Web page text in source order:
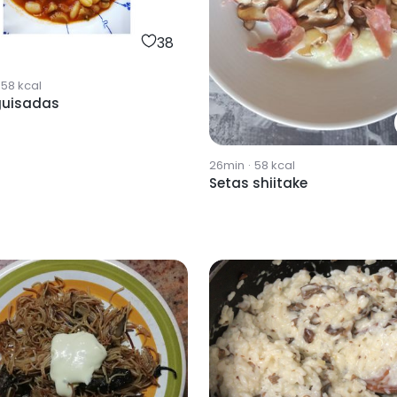
38
kcal
26min · 58 kcal
Setas shiitake